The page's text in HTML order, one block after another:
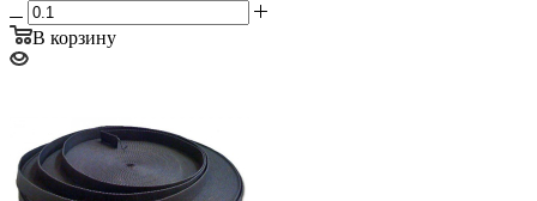
В корзину